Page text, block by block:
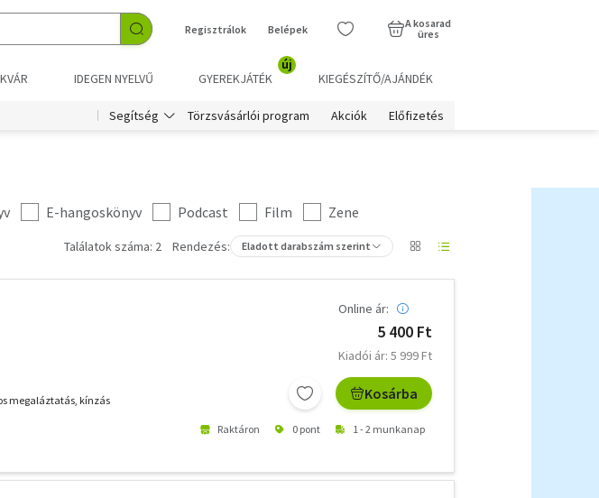
Regisztrálok Belépek
A kosarad
üres
IDEGEN NYELVŰ GYEREKJÁTÉK
új
KIEGÉSZÍTŐ/AJÁNDÉK
Segítség Törzsvásárlói program Akciók Előfizetés
E-hangoskönyv Podcast Film
Zene
Találatok száma: 2 Rendezés: Eladott darabszám szerint
megaláztatás, kínzás
Online ár:
5 400 Ft
Kiadói ár: 5 999 Ft
Kosárba
Raktáron 0 pont 1 - 2 munkanap